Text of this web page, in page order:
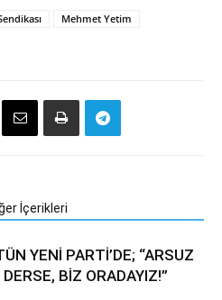
Mehmet Yetim
İçerikleri
YENİ PARTİ’DE; “ARSUZ
BİZ ORADAYIZ!”